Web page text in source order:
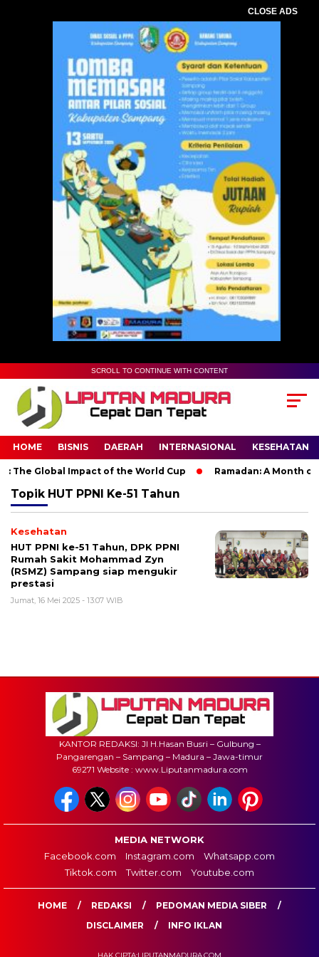
CLOSE ADS
SCROLL TO CONTINUE WITH CONTENT
HOME BISNIS DAERAH INTERNASIONAL KESEHATAN
Global Impact of the World Cup Ramadan: A Month of
Topik HUT PPNI Ke-51 Tahun
Kesehatan
HUT PPNI ke-51 Tahun, DPK PPNI
Rumah Sakit Mohammad Zyn
(RSMZ) Sampang siap mengukir
prestasi
Jumat, 16 Mei 2025 - 13:07 WIB
KANTOR REDAKSI: Jl H.Hasan Busri – Gulbung –
Pangarengan – Sampang – Madura – Jawa-timur
69271 Website : www.Liputanmadura.com
MEDIA NETWORK
Facebook.com
Instagram.com
Whatsapp.com
Tiktok.com
Twitter.com Youtube.com
HOME REDAKSI
PEDOMAN MEDIA SIBER
DISCLAIMER
INFO IKLAN